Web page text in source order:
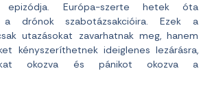
epizódja. Európa-szerte hetek óta
a drónok szabotázsakcióira. Ezek a
utazásokat zavarhatnak meg, hanem
kényszeríthetnek ideiglenes lezárásra,
okozva és pánikot okozva a